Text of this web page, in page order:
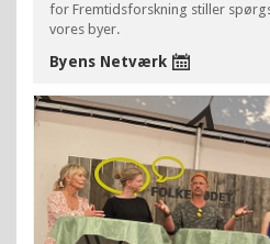
for Fremtidsforskning stiller
vores byer.
Byens Netværk